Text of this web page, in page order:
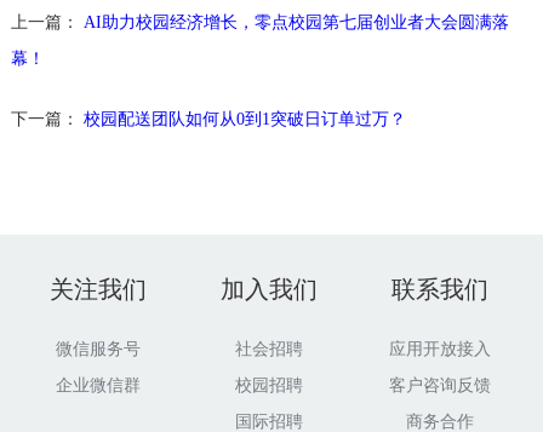
上一篇： AI助力校园经济增长，零点校园第七届创业者大会圆满落
幕！
下一篇： 校园配送团队如何从0到1突破日订单过万？
关注我们
微信服务号
企业微信群
加入我们
社会招聘
校园招聘
国际招聘
联系我们
应用开放接入
客户咨询反馈
商务合作